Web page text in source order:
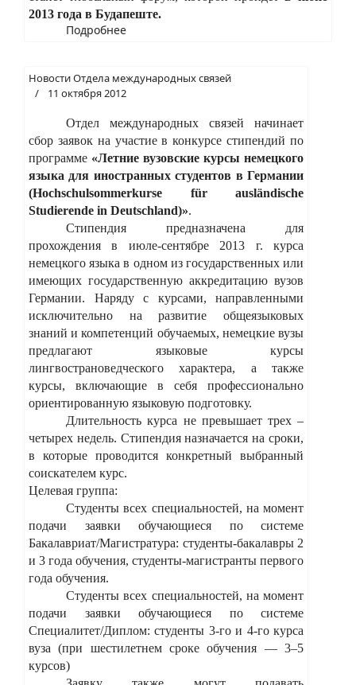
2013 года в Будапеште.
Подробнее
Новости Отдела международных связей
11 октября 2012
Отдел международных связей начинает
сбор заявок на участие в конкурсе стипендий по
программе «Летние вузовские курсы немецкого
языка для иностранных студентов в Германии
(Hochschulsommerkurse für ausländische
Studierende in Deutschland)».
Стипендия предназначена для
прохождения в июле-сентябре 2013 г. курса
немецкого языка в одном из государственных или
имеющих государственную аккредитацию вузов
Германии. Наряду с курсами, направленными
исключительно на развитие общеязыковых
знаний и компетенций обучаемых, немецкие вузы
предлагают языковые курсы
лингвострановедческого характера, а также
курсы, включающие в себя профессионально
ориентированную языковую подготовку.
Длительность курса не превышает трех –
четырех недель. Стипендия назначается на сроки,
в которые проводится конкретный выбранный
соискателем курс.
Целевая группа:
Студенты всех специальностей, на момент
подачи заявки обучающиеся по системе
Бакалавриат/Магистратура: студенты-бакалавры 2
и 3 года обучения, студенты-магистранты первого
года обучения.
Студенты всех специальностей, на момент
подачи заявки обучающиеся по системе
Специалитет/Диплом: студенты 3‑го и 4‑го курса
вуза (при шестилетнем сроке обучения — 3–5
курсов)